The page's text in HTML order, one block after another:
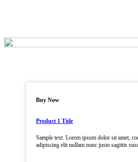
Buy Now
Product 1 Title
Sample text. Lorem ipsum dolor sit amet,
adipiscing elit nullam nunc justo sagittis